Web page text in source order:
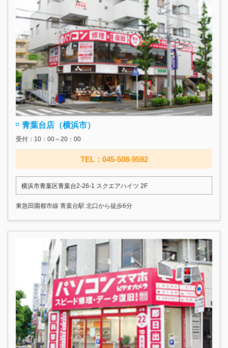
青葉台店（横浜市）
受付：10：00～20：00
TEL：045-508-9592
横浜市青葉区青葉台2-26-1 スクエアハイツ 2F
東急田園都市線 青葉台駅 北口から徒歩6分